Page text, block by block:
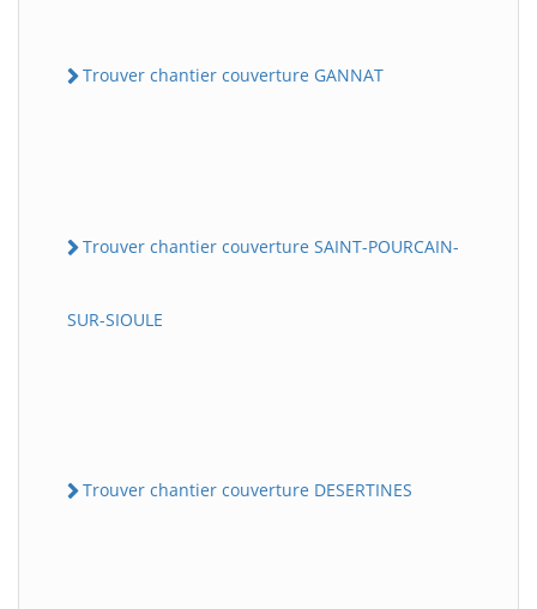
Trouver chantier couverture GANNAT
Trouver chantier couverture SAINT-POURCAIN-
SUR-SIOULE
Trouver chantier couverture DESERTINES